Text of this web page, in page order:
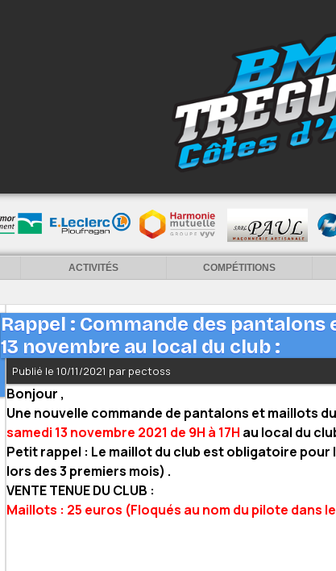
ACTIVITÉS COMPÉTITIONS
Rappel : Commande des
13 novembre au local du club :
Publié le 10/11/2021 par pectoss
Bonjour ,
Une nouvelle commande de pantalons et maillots
samedi 13 novembre 2021 de 9H à 17H au local du
Petit rappel : Le maillot du club est obligatoire
lors des 3 premiers mois) .
VENTE TENUE DU CLUB :
Maillots : 25 euros (Floqués au nom du pilote dans